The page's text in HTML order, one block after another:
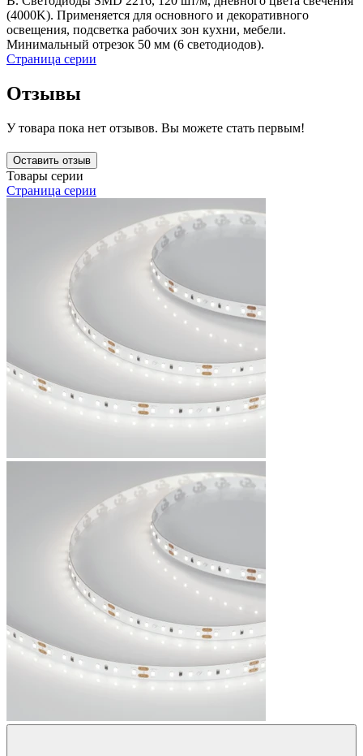
(4000K). Применяется для основного и декоративного
освещения, подсветка рабочих зон кухни, мебели.
Минимальный отрезок 50 мм (6 светодиодов).
Страница серии
Отзывы
У товара пока нет отзывов. Вы можете стать первым!
Оставить отзыв
Товары серии
Страница серии